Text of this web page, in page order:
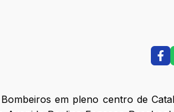
em pleno centro de